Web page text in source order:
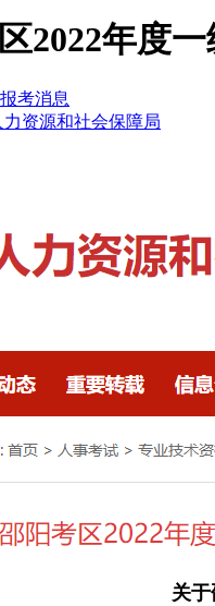
2022年度
考消息
资源和社会保障局
关